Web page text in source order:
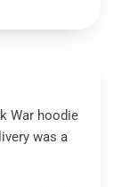
War hoodie
was a